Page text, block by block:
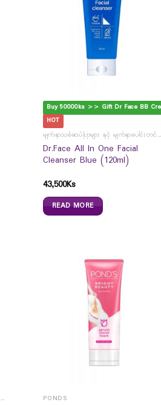
Buy 50000ks >> Gift Dr Face BB
HOT
မျက်နှာသစ်ဆပ်ပြာများ နှင့် မျက်နှာပေါင်းတင်ကပ်ခွာများ
Dr.Face All In One Facial
Cleanser Blue (120ml)
43,500Ks
READ MORE
မျက်နှာသစ်ဆပ်ပြာများ နှင့် မျက်နှာပေါင်းတင်ကပ်ခွာများ PONDS